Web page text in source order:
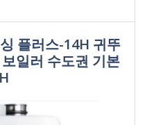
플러스-14H 귀뚜
일러 수도권 기본